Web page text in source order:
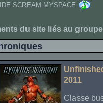
SCREAM MYSPACE
du site liés au groupe
2011
Classe